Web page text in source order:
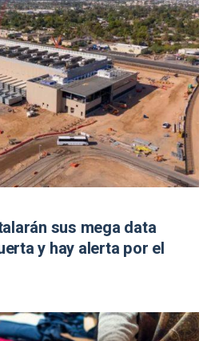
sus mega data
y hay alerta por el